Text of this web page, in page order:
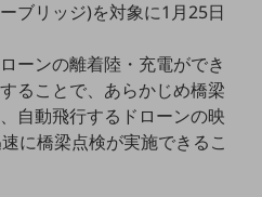
ブリッジ)を対象に1月25日
ーンの離着陸・充電ができ
ることで、あらかじめ橋梁
自動飛行するドローンの映
に橋梁点検が実施できるこ